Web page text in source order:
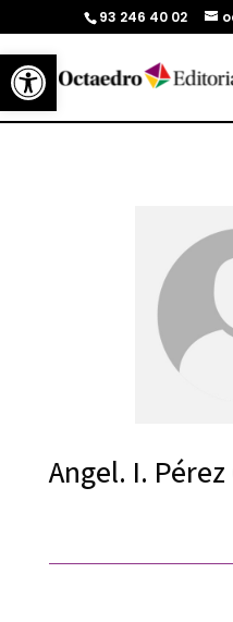
Abrir barra de herramientas
93 246 40 02
Angel. I.